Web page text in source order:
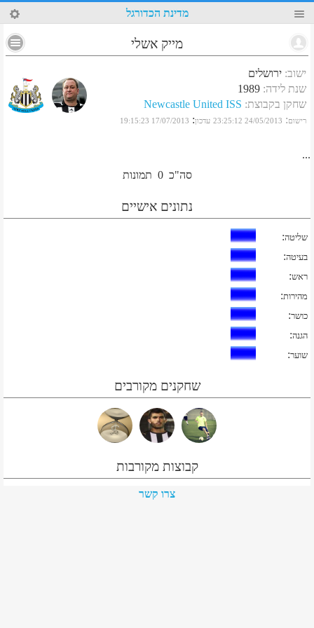
96 מדינת הכדורגל
מייק אשלי
ישוב: ירושלים
שנת לידה:
1989
שחקן בקבוצת:
Newcastle United ISS
רישום:
24/05/2013 23:25:12 עדכון:
17/07/2013 19:15:23
...
סה"כ 0 תמונות
נתונים אישיים
שליטה:
בעיטה:
ראש:
מהירות:
כושר:
הגנה:
שוער:
שחקנים מקורבים
קבוצות מקורבות
צרו קשר